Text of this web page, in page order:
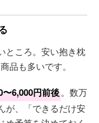
ところ。安い抱き枕
品も多いです。
6,000円前後。数万
が、「できるだけ安